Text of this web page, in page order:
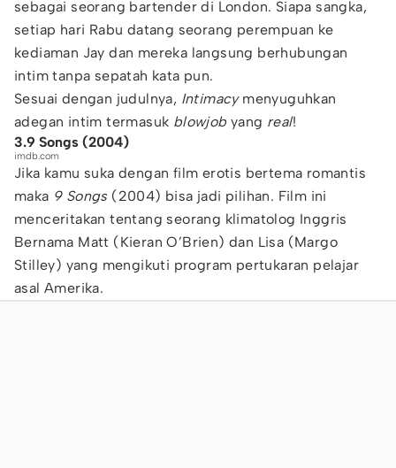
sebagai seorang bartender di London. Siapa sangka,
setiap hari Rabu datang seorang perempuan ke
kediaman Jay dan mereka langsung berhubungan
intim tanpa sepatah kata pun.
Sesuai dengan judulnya, Intimacymenyuguhkan
adegan intim termasuk blowjobyang real!
3.9 Songs (2004)
imdb.com
Jika kamu suka dengan film erotis bertema romantis
maka 9 Songs(2004) bisa jadi pilihan. Film ini
menceritakan tentang seorang klimatolog Inggris
Bernama Matt (Kieran O’Brien) dan Lisa (Margo
Stilley) yang mengikuti program pertukaran pelajar
asal Amerika.